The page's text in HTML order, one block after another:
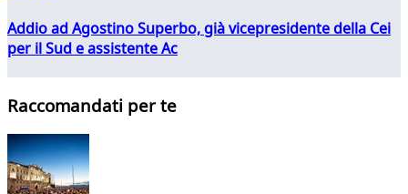
Addio ad Agostino Superbo, già vicepresidente della Cei
per il Sud e assistente Ac
Raccomandati per te